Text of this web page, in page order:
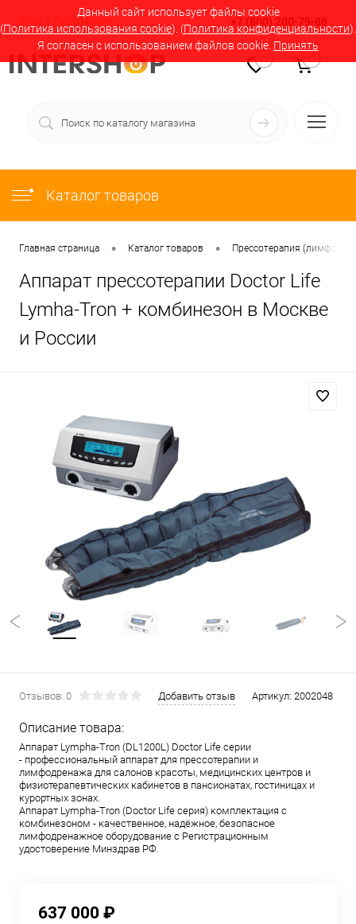
Данный сайт использует файлы cookie
(Политика использования cookie). (Политика конфиденциальности).
Я согласен с использованием файлов cookie. Принять
Вход Регистрация +7 (800) 200-79-88
Каталог товаров
Главная страница • Каталог товаров • Прессотерапия
Аппарат прессотерапии Doctor Life
Lymha-Tron + комбинезон в Москве
и России
Отзывов: 0 Добавить отзыв Артикул: 2002048
Описание товара:
Аппарат Lympha-Tron (DL1200L) Doctor Life серии
- профессиональный аппарат для прессотерапии и
лимфодренажа для салонов красоты, медицинских центров и
физиотерапевтических кабинетов в пансионатах, гостиницах и
курортных зонах.
Аппарат Lympha-Tron (Doctor Life серия) комплектация с
комбинезоном - качественное, надёжное, безопасное
лимфодренажное оборудование с Регистрационным
удостоверение Минздрав РФ.
637 000 ₽